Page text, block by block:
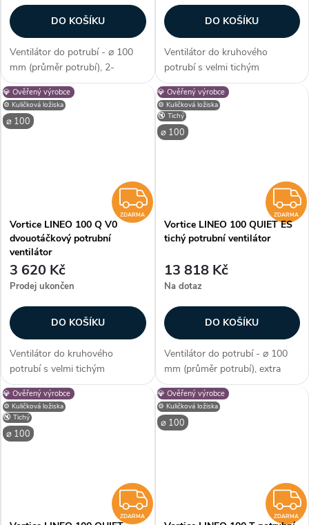
DO KOŠÍKU
Ventilátor do potrubí - ⌀ 100
mm (průměr potrubí), 2-
stupňová regulace, AC motor, s
časovým doběhem, odlehčená
verze Q, kuličková ložiska,
průtok vzduchu max. 200
DO KOŠÍKU
Ventilátor do kruhového
potrubí s velmi tichým
provozem. Dvouotáčkový AC
motor s dlouhou životností.
Časový doběh a kuličková
ložiska. Krytí IPX4. Průměr 100
mm. Průtok 155/200...
⚙️ Kuličková ložiska
⌀ 100
💎 Ověřený výrobce
ZDARMA
ZDARMA
Vortice LINEO 100 Q V0
dvouotáčkový potrubní
ventilátor
3 620 Kč
Prodej ukončen
DO KOŠÍKU
Ventilátor do kruhového
potrubí s velmi tichým
provozem. Dvouotáčkový AC
motor s dlouhou životností a
tepelnou ochranou. Kuličková
ložiska. Krytí IPX4. Průměr 100
mm. Průtok...
⚙️ Kuličková ložiska
🔇 Tichý
⌀ 100
💎 Ověřený výrobce
ZDARMA
Vortice LINEO 100 QUIET ES
tichý potrubní ventilátor
13 818 Kč
Na dotaz
DO KOŠÍKU
Ventilátor do potrubí - ⌀ 100
mm (průměr potrubí), extra
tiché izolované provedení, EC
motor, kuličková ložiska, průtok
vzduchu max. 300 m3/h, max.
teplota 60 °C, příkon 6,2–23...
⚙️ Kuličková ložiska
🔇 Tichý
⌀ 100
💎 Ověřený výrobce
ZDARMA
ZDARMA
⚙️ Kuličková ložiska
⌀ 100
💎 Ověřený výrobce
ZDARMA